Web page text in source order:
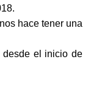
hace tener una
desde el inicio de